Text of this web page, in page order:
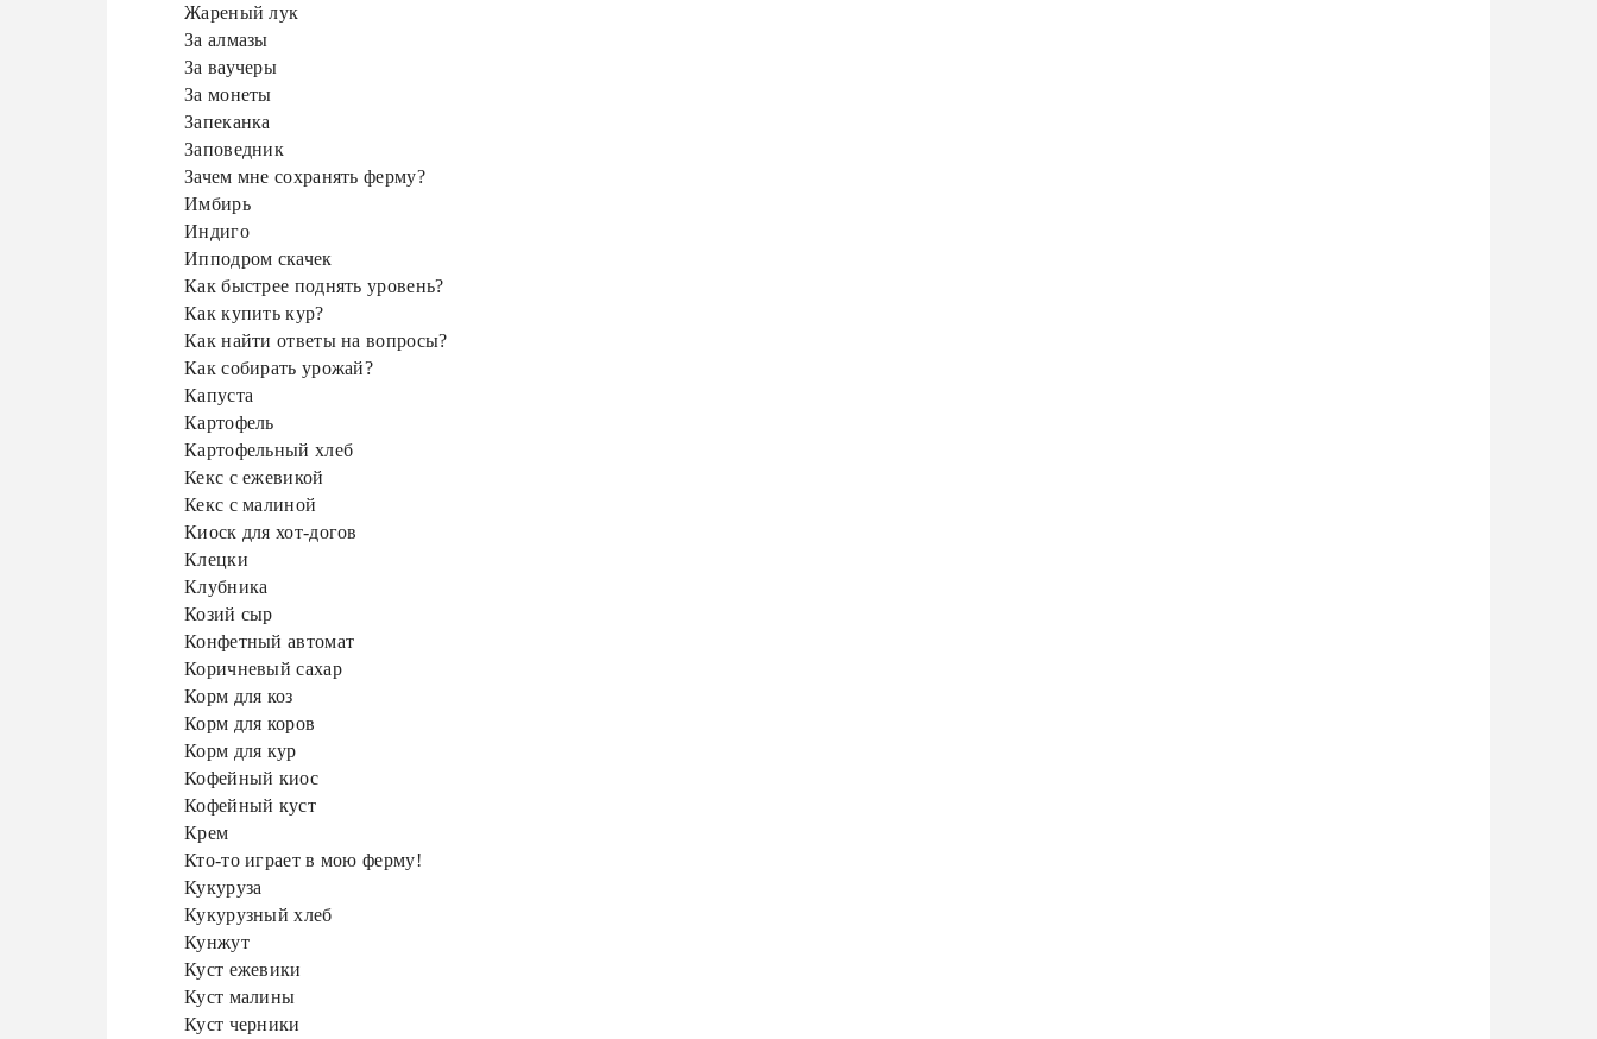
Жареный лук
За алмазы
За ваучеры
За монеты
Запеканка
Заповедник
Зачем мне сохранять ферму?
Имбирь
Индиго
Ипподром скачек
Как быстрее поднять уровень?
Как купить кур?
Как найти ответы на вопросы?
Как собирать урожай?
Капуста
Картофель
Картофельный хлеб
Кекс с ежевикой
Кекс с малиной
Киоск для хот-догов
Клецки
Клубника
Козий сыр
Конфетный автомат
Коричневый сахар
Корм для коз
Корм для коров
Корм для кур
Кофейный киос
Кофейный куст
Крем
Кто-то играет в мою ферму!
Кукуруза
Кукурузный хлеб
Кунжут
Куст ежевики
Куст малины
Куст черники